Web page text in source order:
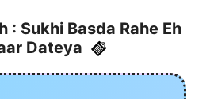
: Sukhi Basda Rahe Eh
Dateya